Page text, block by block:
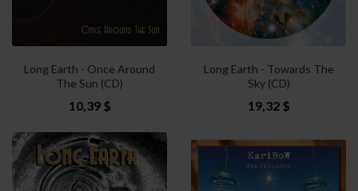
Long Earth - Once Around
The Sun (CD)
10,39 $
Long Earth - Towards The
Sky (CD)
19,32 $